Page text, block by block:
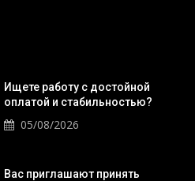
Ищете работу с достойной
оплатой и стабильностью?
05/08/2026
Вас приглашают принять